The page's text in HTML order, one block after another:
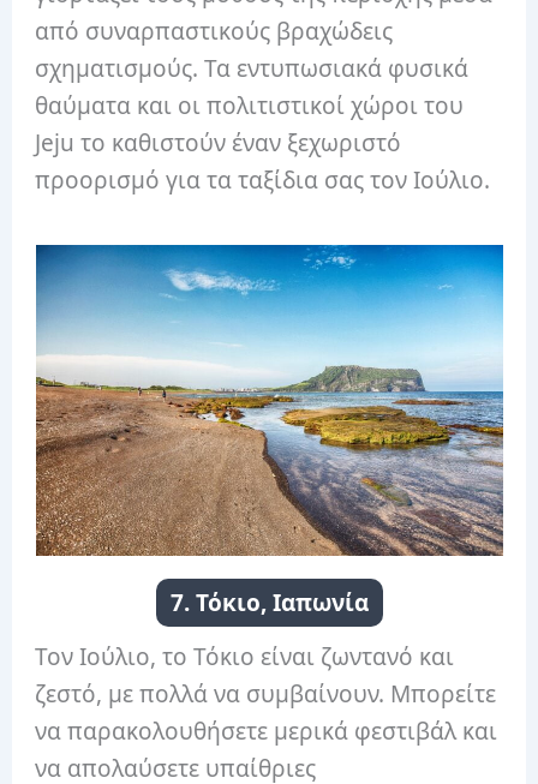
από συναρπαστικούς βραχώδεις
σχηματισμούς. Τα εντυπωσιακά φυσικά
θαύματα και οι πολιτιστικοί χώροι του
Jeju το καθιστούν έναν ξεχωριστό
προορισμό για τα ταξίδια σας τον Ιούλιο.
7. Τόκιο, Ιαπωνία
Τον Ιούλιο, το Τόκιο είναι ζωντανό και
ζεστό, με πολλά να συμβαίνουν. Μπορείτε
να παρακολουθήσετε μερικά φεστιβάλ και
να απολαύσετε υπαίθριες